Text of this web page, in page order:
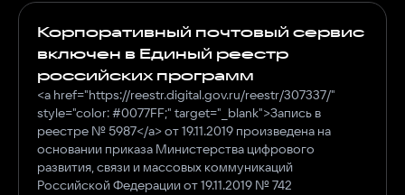
Корпоративный почтовый сервис
включен в Единый реестр
российских программ
<a href="https://reestr.digital.gov.ru/reestr/307337/"
style="color: #0077FF;" target="_blank">Запись в
реестре № 5987</a> от 19.11.2019 произведена на
основании приказа Министерства цифрового
развития, связи и массовых коммуникаций
Российской Федерации от 19.11.2019 № 742